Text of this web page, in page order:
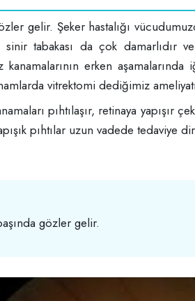
gelir. Şeker hastalığı
tabakası da çok damarlıdır ve
kanamalarının erken
vitrektomi dediğimiz
pıhtılaşır, retinaya yapışır
pıhtılar uzun vadede tedaviye
gözler gelir.